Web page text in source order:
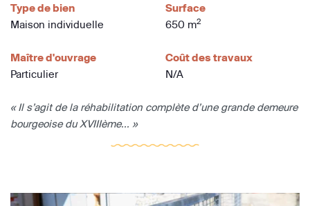
Type de bien
Maison individuelle
Surface
650 m2
Maître d'ouvrage
Particulier
Coût des travaux
N/A
« Il s’agit de la réhabilitation complète d’une grande demeure
bourgeoise du XVIIIème... »